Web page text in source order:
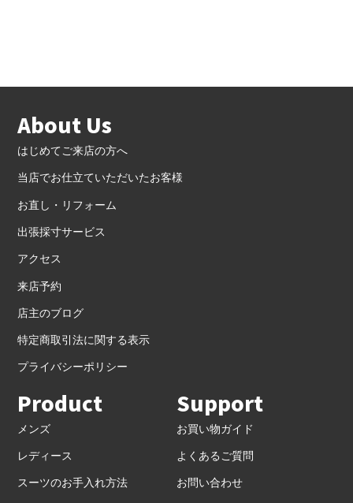
About Us
はじめてご来店の方へ
当店でお仕立ていただいたお客様
お直し・リフォーム
出張採寸サービス
アクセス
来店予約
店主のブログ
特定商取引法に関する表示
プライバシーポリシー
Product
メンズ
レディース
スーツのお手入れ方法
Support
お買い物ガイド
よくあるご質問
お問い合わせ